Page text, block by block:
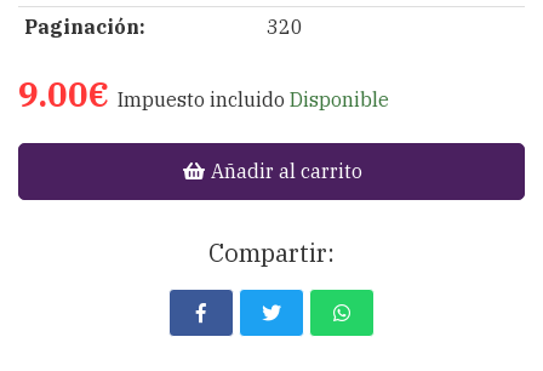
Paginación:
320
9.00€ Impuesto incluido Disponible
Añadir al carrito
Compartir: